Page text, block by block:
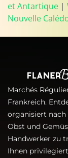
et Antartique |
Nouvelle
Marchés
Frankreich.
organisiert nach
Obst und
Handwerker zu
Ihnen